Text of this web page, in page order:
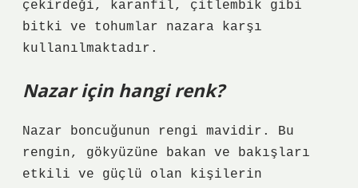
çekirdeği, karanfil, çitlembik gibi
bitki ve tohumlar nazara karşı
kullanılmaktadır.
Nazar için hangi renk?
Nazar boncuğunun rengi mavidir. Bu
rengin, gökyüzüne bakan ve bakışları
etkili ve güçlü olan kişilerin